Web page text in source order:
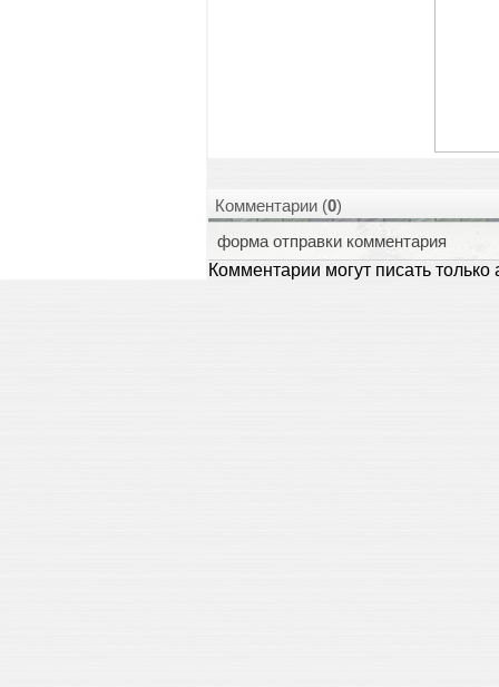
Комментарии (0)
форма отправки комментария
Комментарии могут писать